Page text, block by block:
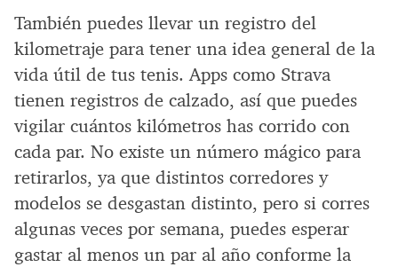
También puedes llevar un registro del
kilometraje para tener una idea general de la
vida útil de tus tenis. Apps como Strava
tienen registros de calzado, así que puedes
vigilar cuántos kilómetros has corrido con
cada par. No existe un número mágico para
retirarlos, ya que distintos corredores y
modelos se desgastan distinto, pero si corres
algunas veces por semana, puedes esperar
gastar al menos un par al año conforme la